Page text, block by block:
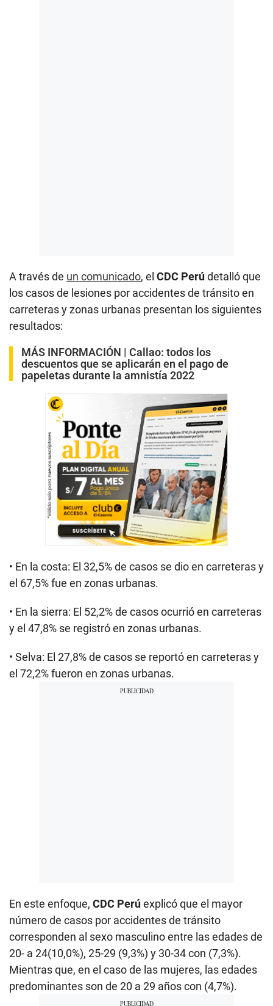
A través de un comunicado, el CDC Perúdetalló que
los casos de lesiones por accidentes de tránsito en
carreteras y zonas urbanas presentan los siguientes
resultados:
MÁS INFORMACIÓN | Callao: todos los
descuentos que se aplicarán en el pago de
papeletas durante la amnistía 2022
• En la costa: El 32,5% de casos se dio en carreteras y
el 67,5% fue en zonas urbanas.
• En la sierra: El 52,2% de casos ocurrió en carreteras
y el 47,8% se registró en zonas urbanas.
• Selva: El 27,8% de casos se reportó en carreteras y
el 72,2% fueron en zonas urbanas.
En este enfoque, CDC Perúexplicó que el mayor
número de casos por accidentes de tránsito
corresponden al sexo masculino entre las edades de
20- a 24(10,0%), 25-29 (9,3%) y 30-34 con (7,3%).
Mientras que, en el caso de las mujeres, las edades
predominantes son de 20 a 29 años con (4,7%).